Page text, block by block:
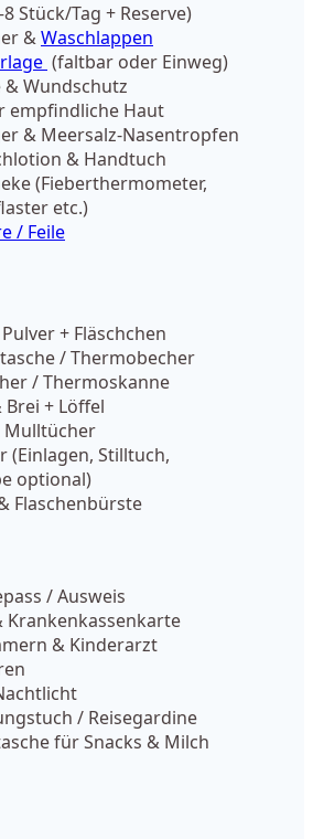
Stück/Tag + Reserve)
&Waschlappen
(faltbar oder Einweg)
& Wundschutz
empfindliche Haut
& Meersalz-Nasentropfen
& Handtuch
(Fieberthermometer,
etc.)
/ Feile
+ Fläschchen
/ Thermobecher
/ Thermoskanne
Brei + Löffel
Mulltücher
(Einlagen, Stilltuch,
optional)
Flaschenbürste
/ Ausweis
Krankenkassenkarte
& Kinderarzt
/ Reisegardine
für Snacks & Milch